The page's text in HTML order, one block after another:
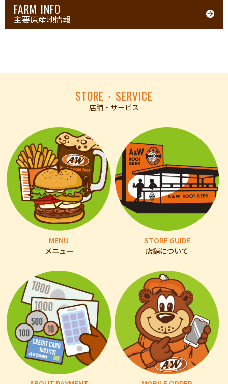
FARM INFO
主要原産地情報
STORE・SERVICE
店舗・サービス
MENU
メニュー
STORE GUIDE
店舗について